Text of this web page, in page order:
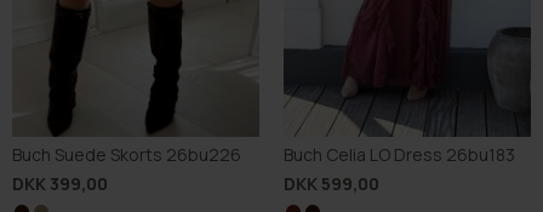
Buch Suede Skorts 26bu226
DKK 399,00
Buch Celia LO Dress 26bu183
DKK 599,00